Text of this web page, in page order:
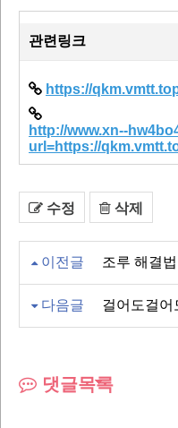
관련링크
https://
http://www.xn--
url=https://
수정 삭제
이전글
조루 해결
다음글
걸어도걸어
댓글목록